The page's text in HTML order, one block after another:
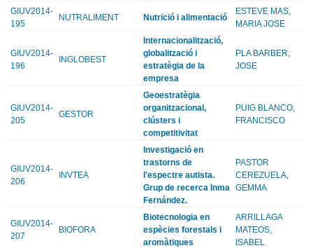
GIUV2014-
195
NUTRALIMENT Nutrició i alimentació
ESTEVE MAS,
MARIA JOSE
GIUV2014-
196
INGLOBEST
Internacionalització,
globalització i
estratègia de la
empresa
PLA BARBER,
JOSE
GIUV2014-
205
GESTOR
Geoestratègia
organitzacional,
clústers i
competitivitat
PUIG BLANCO,
FRANCISCO
GIUV2014-
206
INVTEA
Investigació en
trastorns de
l'espectre autista.
Grup de recerca Inma
Fernández.
PASTOR
CEREZUELA,
GEMMA
GIUV2014-
207
BIOFORA
Biotecnologia en
espècies forestals i
aromàtiques
ARRILLAGA
MATEOS,
ISABEL